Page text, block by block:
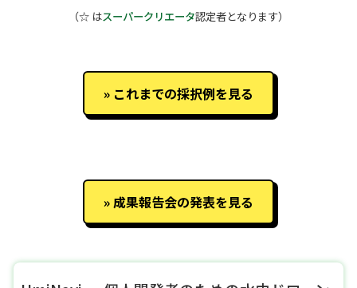
（☆ はスーパークリエータ認定者となります）
これまでの採択例を見る
成果報告会の発表を見る